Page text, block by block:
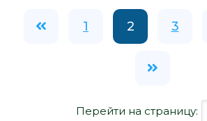
1 2 3
Перейти на страницу: